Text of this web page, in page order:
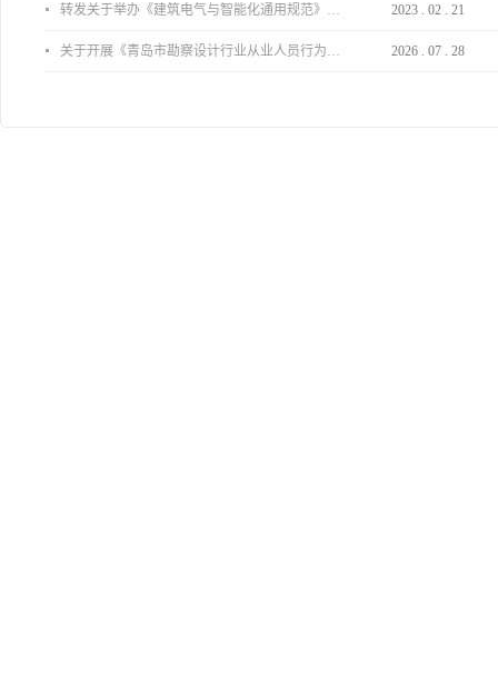
转发关于举办《建筑电气与智能化通用规范》 GB55024-2022公益宣贯的通知 2023 02 21
关于开展《青岛市勘察设计行业从业人员行为导则》、《青岛市住宅工程设计审查品质提升指引（2026版）》宣贯活动的通知 2026 07 28